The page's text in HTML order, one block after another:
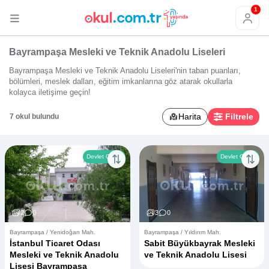
1
Bayrampaşa Mesleki ve Teknik Anadolu Liseleri
Bayrampaşa Mesleki ve Teknik Anadolu Liseleri'nin taban puanları,
bölümleri, meslek dalları, eğitim imkanlarına göz atarak okullarla
kolayca iletişime geçin!
7 okul bulundu Harita Filtrele
2 0
Devlet Okulu
Bayrampaşa / Yenidoğan Mah.
İstanbul Ticaret Odası
Mesleki ve Teknik Anadolu
Lisesi Bayrampaşa
3 0
Devlet Okulu
Bayrampaşa / Yıldırım Mah.
Sabit Büyükbayrak Mesleki
ve Teknik Anadolu Lisesi